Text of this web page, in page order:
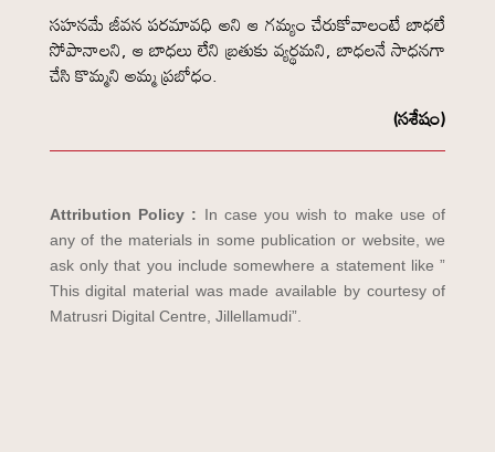
సహనమే జీవన పరమావధి అని ఆ గమ్యం చేరుకోవాలంటే బాధలే
సోపానాలని, ఆ బాధలు లేని బ్రతుకు వ్యర్థమని, బాధలనే సాధనగా
చేసి కొమ్మని అమ్మ ప్రబోధం.
(సశేషం)
Attribution Policy : In case you wish to make use of
any of the materials in some publication or website, we
ask only that you include somewhere a statement like ”
This digital material was made available by courtesy of
Matrusri Digital Centre, Jillellamudi”.